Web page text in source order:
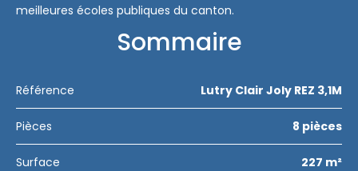
meilleures écoles publiques du canton.
Sommaire
Référence Lutry Clair Joly REZ 3,1M
Pièces 8 pièces
Surface 227 m²